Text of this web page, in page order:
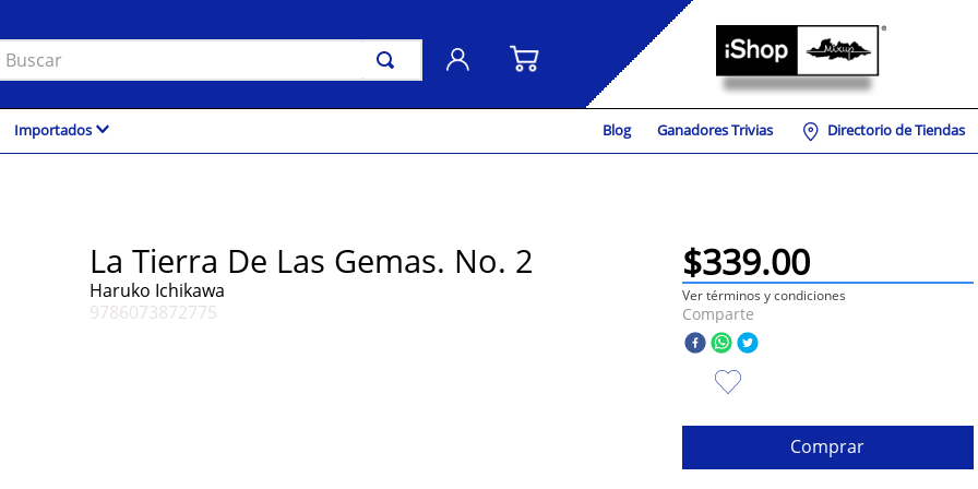
Importados Blog Ganadores Trivias Directorio de Tiendas
La Tierra De Las Gemas. No. 2
Haruko Ichikawa
9786073872775
$339.00
Ver términos y condiciones
Comparte
Comprar